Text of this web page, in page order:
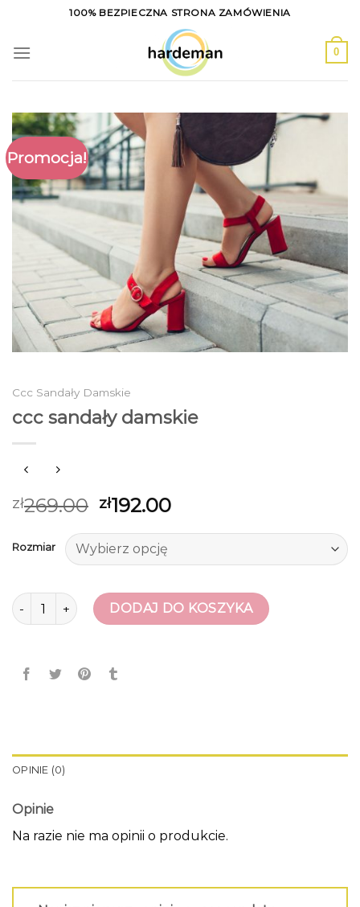
content
100% BEZPIECZNA STRONA ZAMÓWIENIA
0
Promocja!
Ccc Sandały Damskie
ccc sandały damskie
zł269.00 zł192.00
Rozmiar
ilość ccc sandały damskieDODAJ DO KOSZYKA
OPINIE (0)
Opinie
Na razie nie ma opinii o produkcie.